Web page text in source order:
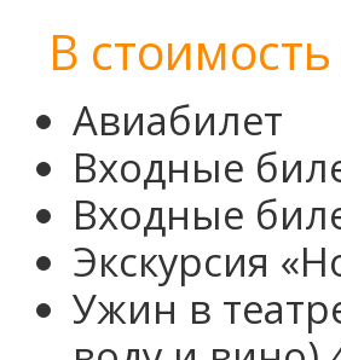
В
Авиабилет
Входные
Входные
Экскурсия
Ужин в